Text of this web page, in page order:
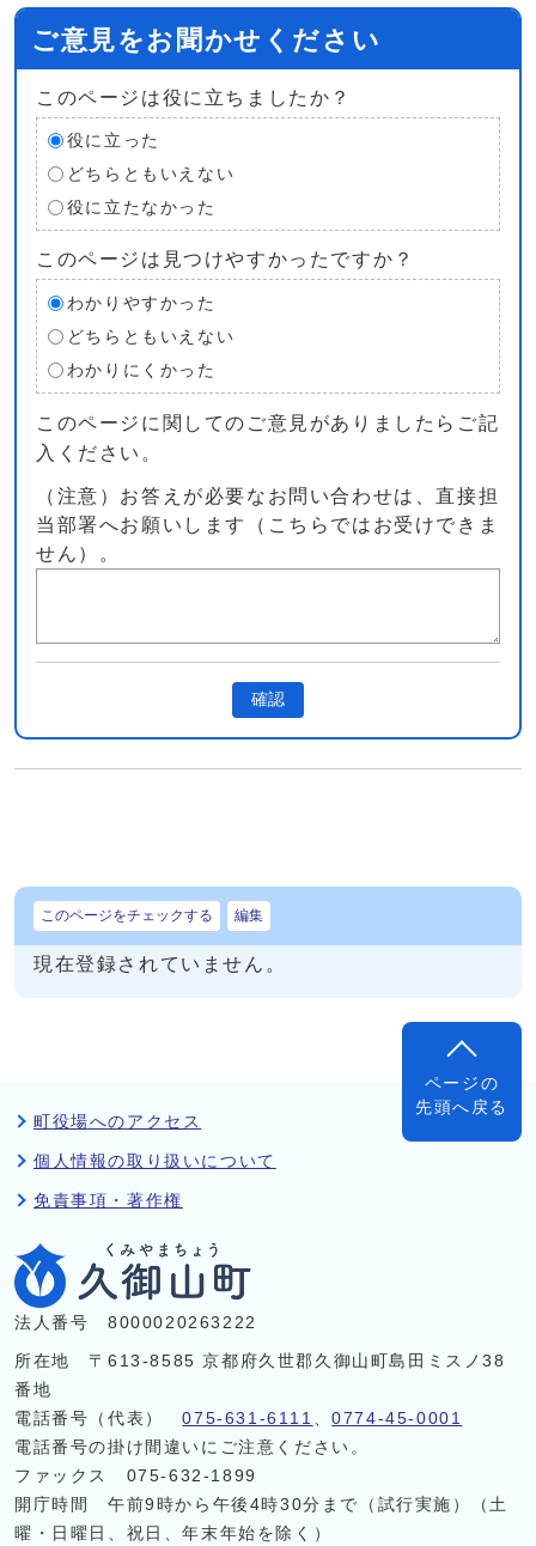
ご意見をお聞かせください
このページは役に立ちましたか？
役に立った
どちらともいえない
役に立たなかった
このページは見つけやすかったですか？
わかりやすかった
どちらともいえない
わかりにくかった
このページに関してのご意見がありましたらご記
入ください。
（注意）お答えが必要なお問い合わせは、直接担
当部署へお願いします（こちらではお受けできま
せん）。
確認
このページをチェックする 編集
現在登録されていません。
ページの
先頭へ戻る
町役場へのアクセス
個人情報の取り扱いについて
免責事項・著作権
法人番号 8000020263222
所在地 〒613-8585 京都府久世郡久御山町島田ミスノ38
番地
電話番号（代表）075-631-6111 、0774-45-0001
電話番号の掛け間違いにご注意ください。
ファックス 075-632-1899
開庁時間 午前9時から午後4時30分まで（試行実施）（土
曜・日曜日、祝日、年末年始を除く）